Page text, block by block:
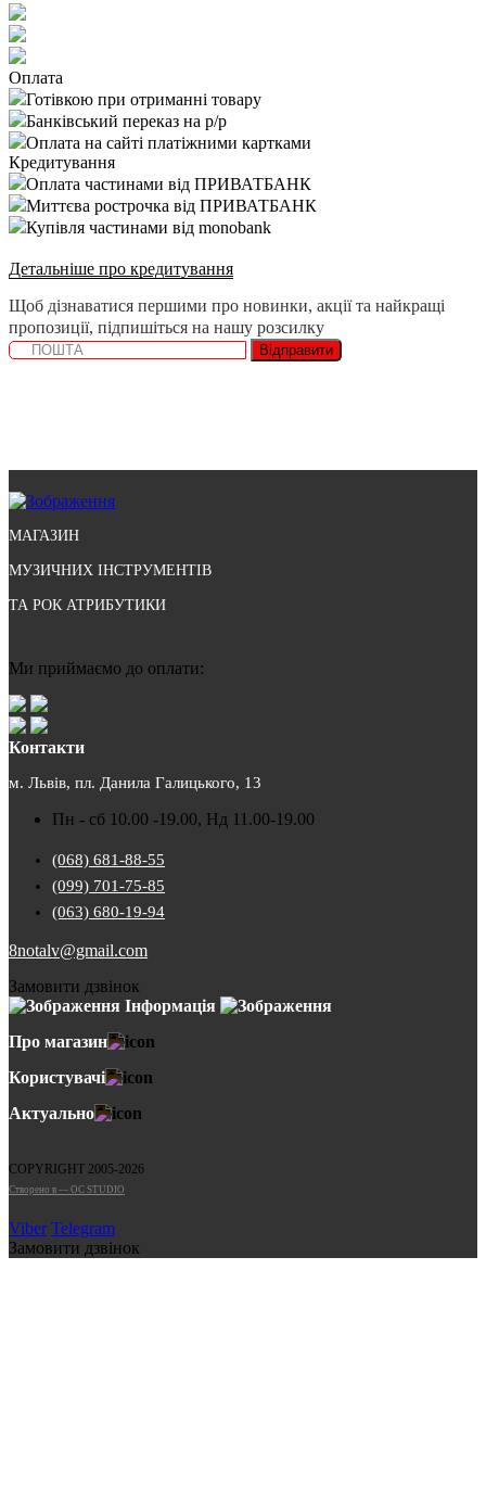
Оплата
Готівкою при отриманні товару
Банківський переказ на р/р
Оплата на сайті платіжними картками
Кредитування
Оплата частинами від ПРИВАТБАНК
Миттєва рострочка від ПРИВАТБАНК
Купівля частинами від monobank
Детальніше про кредитування
Щоб дізнаватися першими про новинки, акції та найкращі
пропозиції, підпишіться на нашу розсилку
Відправити
МАГАЗИН
МУЗИЧНИХ ІНСТРУМЕНТІВ
ТА РОК АТРИБУТИКИ
Ми приймаємо до оплати:
Контакти
м. Львів, пл. Данила Галицького, 13
Пн - сб 10.00 -19.00, Нд 11.00-19.00
(068) 681-88-55
(099) 701-75-85
(063) 680-19-94
8notalv@gmail.com
Замовити дзвінок
Інформація
Про магазин
Користувачі
Актуально
COPYRIGHT 2005-2026
Cтворено в — OC STUDIO
Viber Telegram
Замовити дзвінок